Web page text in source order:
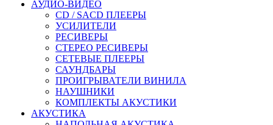
АУДИО-ВИДЕО
CD / SACD ПЛЕЕРЫ
УСИЛИТЕЛИ
РЕСИВЕРЫ
СТЕРЕО РЕСИВЕРЫ
СЕТЕВЫЕ ПЛЕЕРЫ
САУНДБАРЫ
ПРОИГРЫВАТЕЛИ ВИНИЛА
НАУШНИКИ
КОМПЛЕКТЫ АКУСТИКИ
АКУСТИКА